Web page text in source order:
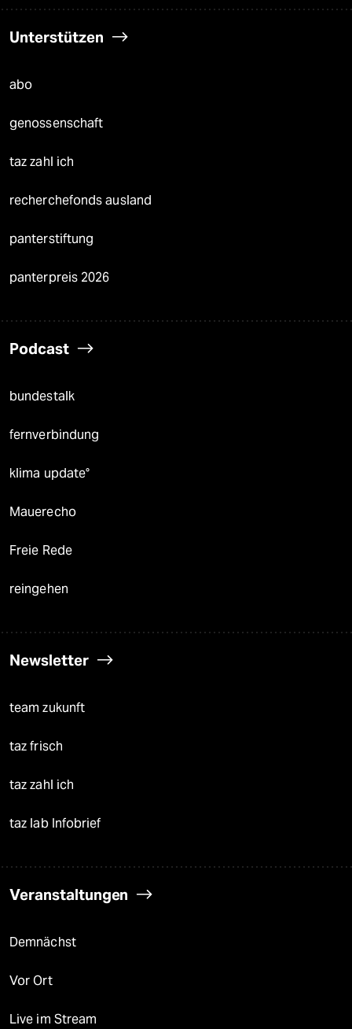
Unterstützen
abo
genossenschaft
taz zahl ich
recherchefonds ausland
panterstiftung
panterpreis 2026
Podcast
bundestalk
fernverbindung
klima update°
Mauerecho
Freie Rede
reingehen
Newsletter
team zukunft
taz frisch
taz zahl ich
taz lab Infobrief
Veranstaltungen
Demnächst
Vor Ort
Live im Stream